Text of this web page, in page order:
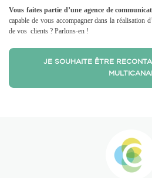
Vous faites partie d’une agence de
capable de vous accompagner dans la réalisation
de vos clients ? Parlons-en !
JE SOUHAITE ÊTRE